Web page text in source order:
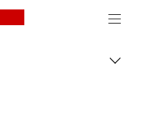
Canon Logo, back